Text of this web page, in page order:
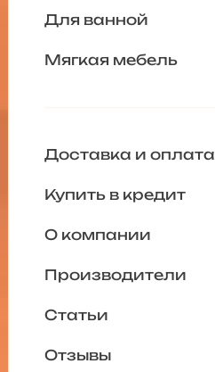
Для ванной
Мягкая мебель
Доставка и оплата
Купить в кредит
О компании
Производители
Статьи
Отзывы